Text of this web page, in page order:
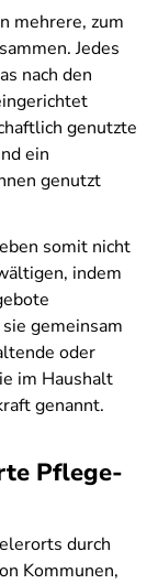
mehrere, zum
Jedes
nach den
genutzte
ein
genutzt
somit nicht
indem
gemeinsam
oder
im Haushalt
genannt.
Pflege-
durch
Kommunen,